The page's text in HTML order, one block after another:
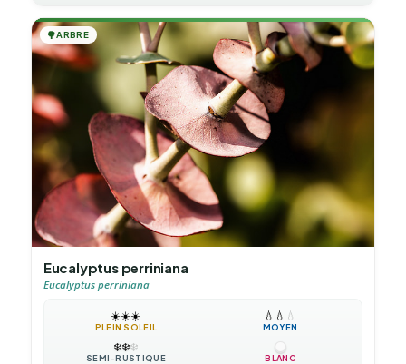
🌳ARBRE
Eucalyptus perriniana
Eucalyptus perriniana
☀️☀️☀️
PLEIN SOLEIL
💧 💧 💧
MOYEN
❄️❄️❄️
SEMI-RUSTIQUE BLANC